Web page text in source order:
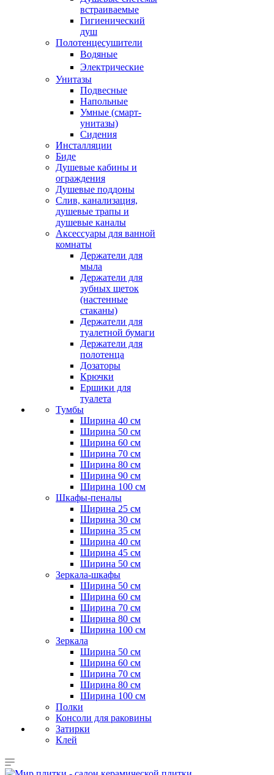
встраиваемые
Гигиенический
душ
Полотенцесушители
ㅤВодяные
ㅤЭлектрические
Унитазы
Подвесные
Напольные
Умные (смарт-
унитазы)
Сидения
Инсталляции
Биде
Душевые кабины и
ограждения
Душевые поддоны
Слив, канализация,
душевые трапы и
душевые каналы
Аксессуары для ванной
комнаты
Держатели для
мыла
Держатели для
зубных щеток
(настенные
стаканы)
Держатели для
туалетной бумаги
Держатели для
полотенца
Дозаторы
Крючки
Ершики для
туалета
Тумбы
Ширина 40 см
Ширина 50 см
Ширина 60 см
Ширина 70 см
Ширина 80 см
Ширина 90 см
Ширина 100 см
Шкафы-пеналы
Ширина 25 см
Ширина 30 см
Ширина 35 см
Ширина 40 см
Ширина 45 см
Ширина 50 см
Зеркала-шкафы
Ширина 50 см
Ширина 60 см
Ширина 70 см
Ширина 80 см
Ширина 100 см
Зеркала
Ширина 50 см
Ширина 60 см
Ширина 70 см
Ширина 80 см
Ширина 100 см
Полки
Консоли для раковины
Затирки
Клей